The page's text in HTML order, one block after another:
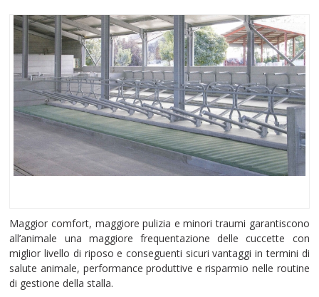
Maggior comfort, maggiore pulizia e minori traumi garantiscono
all’animale una maggiore frequentazione delle cuccette con
miglior livello di riposo e conseguenti sicuri vantaggi in termini di
salute animale, performance produttive e risparmio nelle routine
di gestione della stalla.